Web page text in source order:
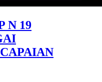
N 19